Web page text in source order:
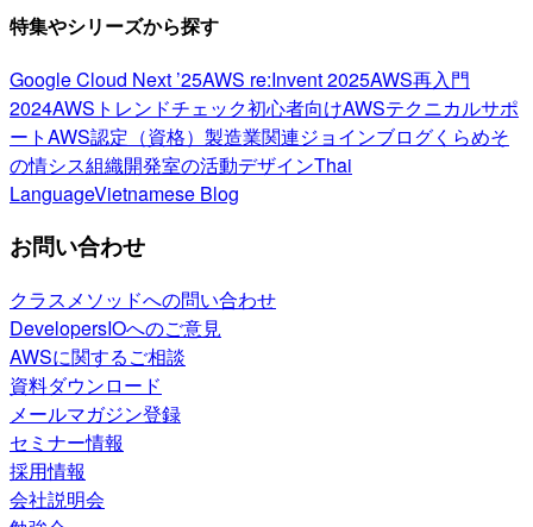
特集やシリーズから探す
Google Cloud Next ’25AWS re:Invent 2025AWS再入門
2024AWSトレンドチェック初心者向けAWSテクニカルサポ
ートAWS認定（資格） 製造業関連ジョインブログくらめそ
の情シス組織開発室の活動デザインThai
LanguageVietnamese Blog
お問い合わせ
クラスメソッドへの問い合わせ
DevelopersIOへのご意見
AWSに関するご相談
資料ダウンロード
メールマガジン登録
セミナー情報
採用情報
会社説明会